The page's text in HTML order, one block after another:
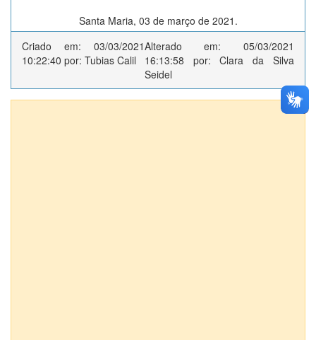
Santa Maria, 03 de março de 2021.
Criado em: 03/03/2021
10:22:40 por: Tubias Calil
Alterado em: 05/03/2021
16:13:58 por: Clara da Silva
Seidel